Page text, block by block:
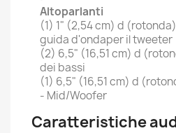
Altoparlanti
(1) 1" (2,54 cm) d
guida d'ondaper il tweeter
(2) 6,5" (16,51 cm) d
dei bassi
(1) 6,5" (16,51 cm) d
- Mid/Woofer
Caratteristiche